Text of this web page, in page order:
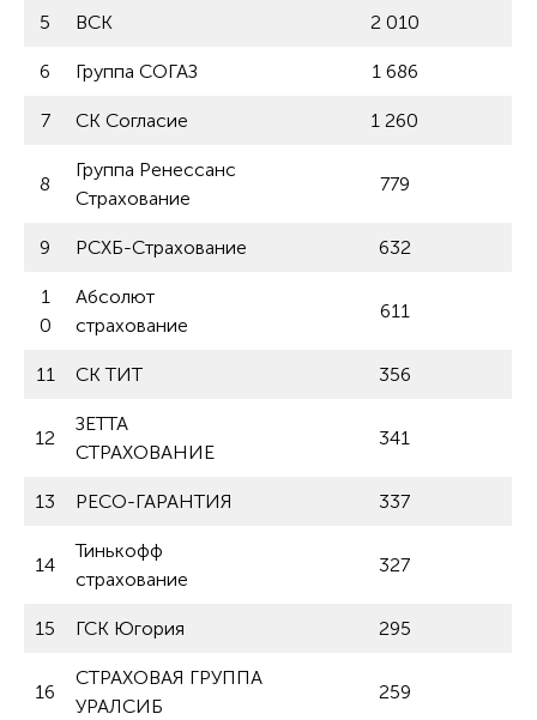
5 ВСК 2 010
6 Группа СОГАЗ 1 686
7 СК Согласие 1 260
8
Группа Ренессанс
Страхование
779
9 РСХБ-Страхование 632
1
0
Абсолют
страхование
611
11 СК ТИТ 356
12
ЗЕТТА
СТРАХОВАНИЕ
341
13 РЕСО-ГАРАНТИЯ 337
14
Тинькофф
страхование
327
15 ГСК Югория 295
16
СТРАХОВАЯ ГРУППА
УРАЛСИБ
259